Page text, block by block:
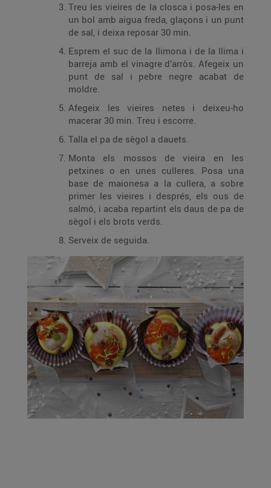
Treu les vieires de la closca i posa-les en
un bol amb aigua freda, glaçons i un punt
de sal, i deixa reposar 30 min.
Esprem el suc de la llimona i de la llima i
barreja amb el vinagre d’arròs. Afegeix un
punt de sal i pebre negre acabat de
moldre.
Afegeix les vieires netes i deixeu-ho
macerar 30 min. Treu i escorre.
Talla el pa de sègol a dauets.
Monta els mossos de vieira en les
petxines o en unes culleres. Posa una
base de maionesa a la cullera, a sobre
primer les vieires i després, els ous de
salmó, i acaba repartint els daus de pa de
sègol i els brots verds.
Serveix de seguida.